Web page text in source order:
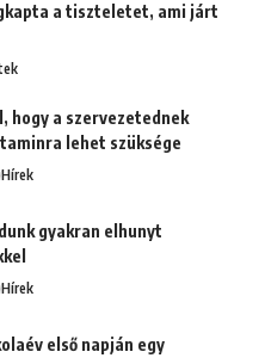
a tiszteletet, ami járt
hogy a szervezetednek
lehet szüksége
Hírek
gyakran elhunyt
Hírek
első napján egy